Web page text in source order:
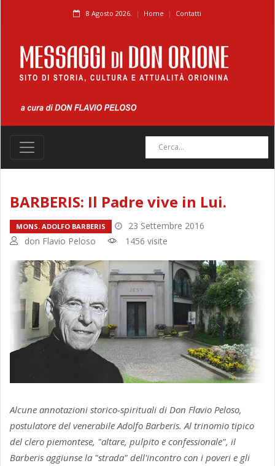
8 Agosto 2026. Home Contatti
BARBERIS: Il Padre vive in Lui.
MONS. ADOLFO BARBERIS
23 Settembre 2016
don Flavio Peloso
1456 visite
Alcune annotazioni storico-spirituali di Don Flavio Peloso,
postulatore del venerabile Adolfo Barberis. Al trinomio tipico
del clero piemontese, "altare, pulpito e confessionale", il
Barberis aggiunse la "strada" dell'incontro con i poveri e gli